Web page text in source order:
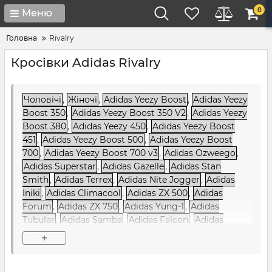
Меню 0
Головна Rivalry
Кросівки Adidas Rivalry
Чоловічі , Жіночі , Adidas Yeezy Boost , Adidas Yeezy
Boost 350, Adidas Yeezy Boost 350 V2, Adidas Yeezy
Boost 380, Adidas Yeezy 450, Adidas Yeezy Boost
451 , Adidas Yeezy Boost 500, Adidas Yeezy Boost
700, Adidas Yeezy Boost 700 v3, Adidas Ozweego ,
Adidas Superstar , Adidas Gazelle, Adidas Stan
Smith, Adidas Terrex, Adidas Nite Jogger , Adidas
Iniki , Adidas Climacool , Adidas ZX 500, Adidas
Forum , Adidas ZX 750, Adidas Yung-1 , Adidas
Tubular , Adidas Samba , Adidas Falcon , Adidas
Sharks,Adidas Ozelia
NMD,Adidas NiteBall
+